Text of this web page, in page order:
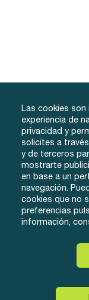
600 816 978
Grados
Método
Conócenos
Las cookies son
experiencia de
privacidad y
solicites a
y de terceros
mostrarte
en base a un
navegación.
cookies que no
preferencias
información,